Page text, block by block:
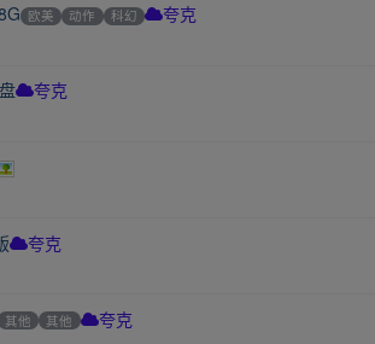
欧美 动作 科幻 夸克
夸克
夸克
其他 其他 夸克